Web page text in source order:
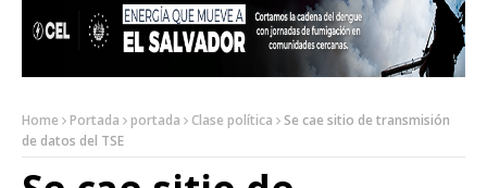
Home Portada portada Clase política
Se cae sitio de transmisión
de datos del TSE